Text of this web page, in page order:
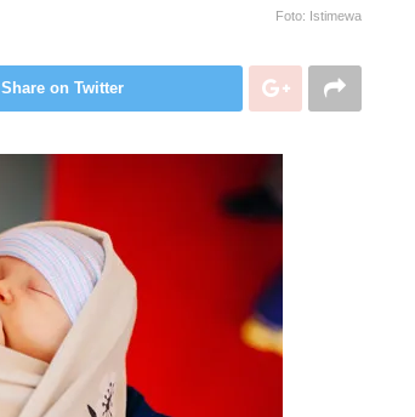
Foto: Istimewa
Share on Twitter